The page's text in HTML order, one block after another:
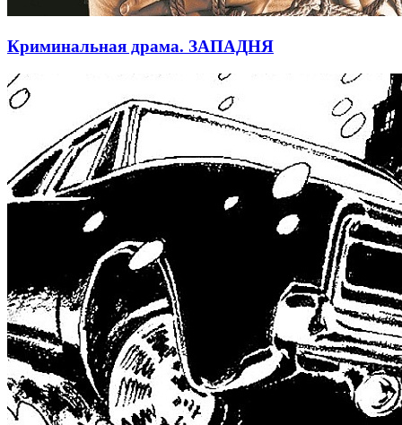
Криминальная драма. ЗАПАДНЯ